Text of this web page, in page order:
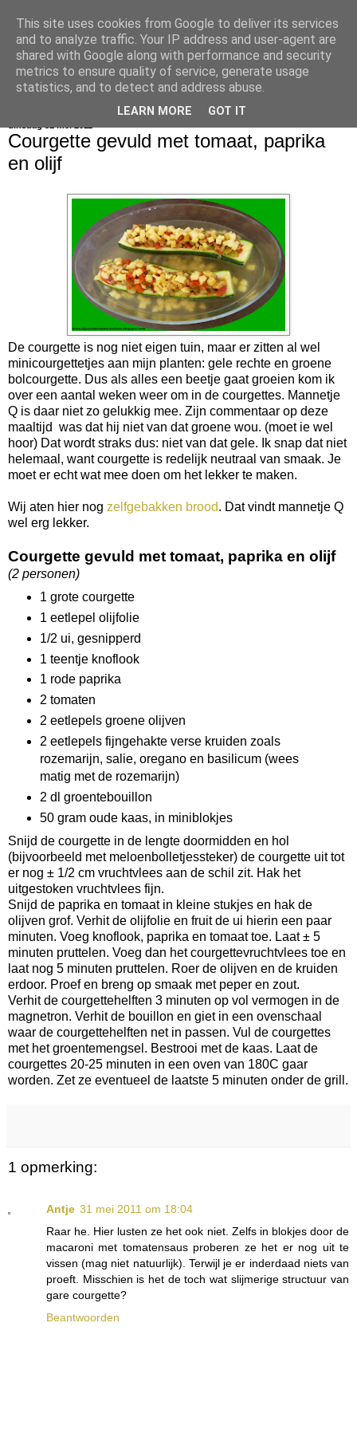
bijna net zo lekker als thuis
Courgette gevuld met tomaat, paprika
en olijf
De courgette is nog niet eigen tuin, maar er zitten al wel
minicourgettetjes aan mijn planten: gele rechte en groene
bolcourgette. Dus als alles een beetje gaat groeien kom ik
over een aantal weken weer om in de courgettes. Mannetje
Q is daar niet zo gelukkig mee. Zijn commentaar op deze
maaltijd was dat hij niet van dat groene wou. (moet ie wel
hoor) Dat wordt straks dus: niet van dat gele. Ik snap dat niet
helemaal, want courgette is redelijk neutraal van smaak. Je
moet er echt wat mee doen om het lekker te maken.
Wij aten hier nog zelfgebakken brood. Dat vindt mannetje Q
wel erg lekker.
Courgette gevuld met tomaat, paprika en olijf
(2 personen)
1 grote courgette
1 eetlepel olijfolie
1/2 ui, gesnipperd
1 teentje knoflook
1 rode paprika
2 tomaten
2 eetlepels groene olijven
2 eetlepels fijngehakte verse kruiden zoals
rozemarijn, salie, oregano en basilicum (wees
matig met de rozemarijn)
2 dl groentebouillon
50 gram oude kaas, in miniblokjes
Snijd de courgette in de lengte doormidden en hol
(bijvoorbeeld met meloenbolletjessteker) de courgette uit tot
er nog ± 1/2 cm vruchtvlees aan de schil zit. Hak het
uitgestoken vruchtvlees fijn.
Snijd de paprika en tomaat in kleine stukjes en hak de
olijven grof. Verhit de olijfolie en fruit de ui hierin een paar
minuten. Voeg knoflook, paprika en tomaat toe. Laat ± 5
minuten pruttelen. Voeg dan het courgettevruchtvlees toe en
laat nog 5 minuten pruttelen. Roer de olijven en de kruiden
erdoor. Proef en breng op smaak met peper en zout.
Verhit de courgettehelften 3 minuten op vol vermogen in de
magnetron. Verhit de bouillon en giet in een ovenschaal
waar de courgettehelften net in passen. Vul de courgettes
met het groentemengsel. Bestrooi met de kaas. Laat de
courgettes 20-25 minuten in een oven van 180C gaar
worden. Zet ze eventueel de laatste 5 minuten onder de grill.
1 opmerking:
Antje 31 mei 2011 om 18:04
Raar he. Hier lusten ze het ook niet. Zelfs in blokjes door de
macaroni met tomatensaus proberen ze het er nog uit te
vissen (mag niet natuurlijk). Terwijl je er inderdaad niets van
proeft. Misschien is het de toch wat slijmerige structuur van
gare courgette?
Beantwoorden
This site uses cookies from Google to deliver its services
and to analyze traffic. Your IP address and user-agent are
shared with Google along with performance and security
metrics to ensure quality of service, generate usage
statistics, and to detect and address abuse.
LEARN MORE GOT IT